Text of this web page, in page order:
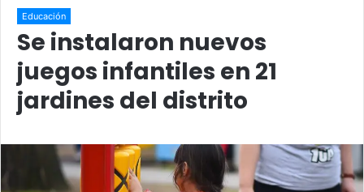
Educación
Se instalaron nuevos
juegos infantiles en 21
jardines del distrito